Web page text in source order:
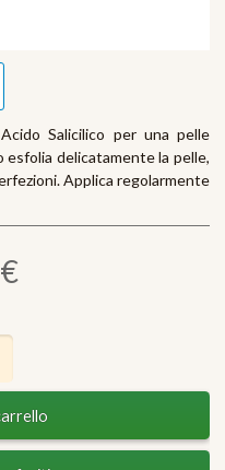
Salicilico per una pelle
esfolia delicatamente la pelle,
Applica regolarmente